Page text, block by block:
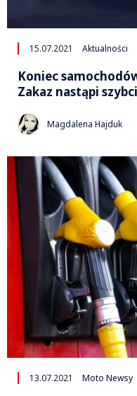
15.07.2021 Aktualności
Koniec
Zakaz nastąpi
Magdalena Hajduk
13.07.2021 Moto Newsy